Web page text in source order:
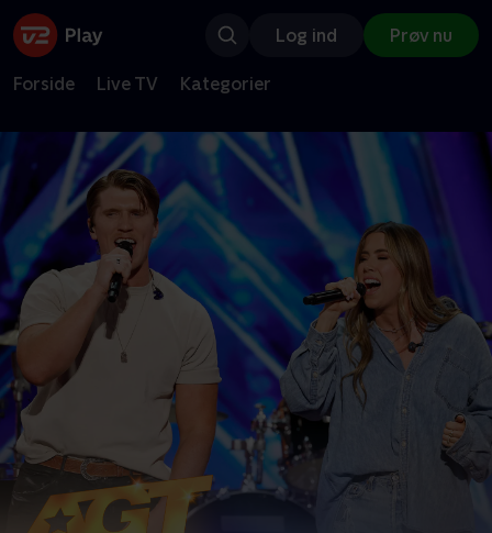
Log ind Prøv nu
Forside Live TV Kategorier